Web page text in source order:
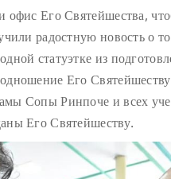
Его Святейшества,
радостную новость о
статуэтке из
Его
Сопы Ринпоче и всех
Его Святейшеству.